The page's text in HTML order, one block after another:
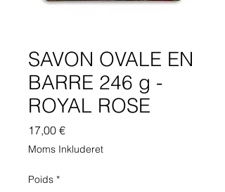
SAVON OVALE EN
BARRE 246 g -
ROYAL ROSE
17,00 €Pris
Moms Inkluderet
Poids *